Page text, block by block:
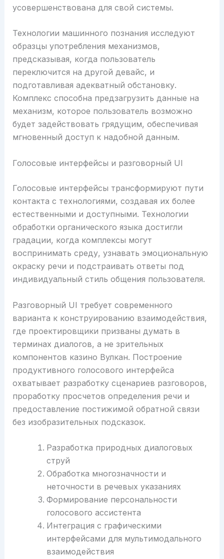
усовершенствована для свой системы.
Технологии машинного познания исследуют
образцы употребления механизмов,
предсказывая, когда пользователь
переключится на другой девайс, и
подготавливая адекватный обстановку.
Комплекс способна предзагрузить данные на
механизм, которое пользователь возможно
будет задействовать грядущим, обеспечивая
мгновенный доступ к надобной данным.
Голосовые интерфейсы и разговорный UI
Голосовые интерфейсы трансформируют пути
контакта с технологиями, создавая их более
естественными и доступными. Технологии
обработки органического языка достигли
градации, когда комплексы могут
воспринимать среду, узнавать эмоциональную
окраску речи и подстраивать ответы под
индивидуальный стиль общения пользователя.
Разговорный UI требует современного
варианта к конструированию взаимодействия,
где проектировщики призваны думать в
терминах диалогов, а не зрительных
компонентов казино Вулкан. Построение
продуктивного голосового интерфейса
охватывает разработку сценариев разговоров,
проработку просчетов определения речи и
предоставление постижимой обратной связи
без изобразительных подсказок.
Разработка природных диалоговых
струй
Обработка многозначности и
неточности в речевых указаниях
Формирование персональности
голосового ассистента
Интеграция с графическими
интерфейсами для мультимодального
взаимодействия